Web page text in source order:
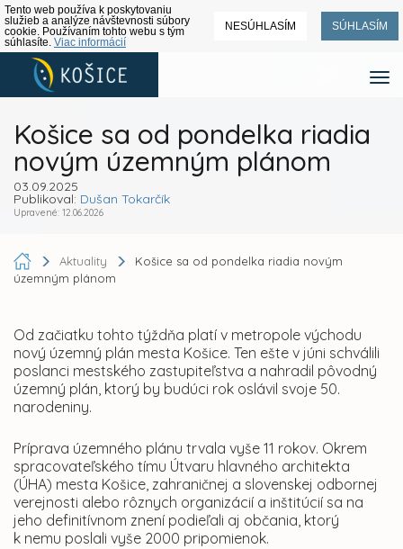
Tento web používa k poskytovaniu
služieb a analýze návštevnosti súbory
cookie. Používaním tohto webu s tým
súhlasíte. Viac informácií
NESÚHLASÍM SÚHLASÍM
Košice sa od pondelka riadia
novým územným plánom
03.09.2025
Publikoval: Dušan Tokarčík
Upravené: 12.06.2026
Aktuality
Košice sa od pondelka riadia novým
územným plánom
Od začiatku tohto týždňa platí v metropole východu
nový územný plán mesta Košice. Ten ešte v júni schválili
poslanci mestského zastupiteľstva a nahradil pôvodný
územný plán, ktorý by budúci rok oslávil svoje 50.
narodeniny.
Príprava územného plánu trvala vyše 11 rokov. Okrem
spracovateľského tímu Útvaru hlavného architekta
(ÚHA) mesta Košice, zahraničnej a slovenskej odbornej
verejnosti alebo rôznych organizácií a inštitúcií sa na
jeho definitívnom znení podieľali aj občania, ktorý
k nemu poslali vyše 2000 pripomienok.